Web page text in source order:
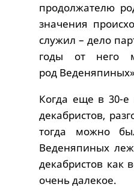
продолжателю
значения
служил – дело
годы от него
род
Когда еще в 30-е
декабристов,
тогда можно
Веденяпиных
декабристов как
очень далекое.